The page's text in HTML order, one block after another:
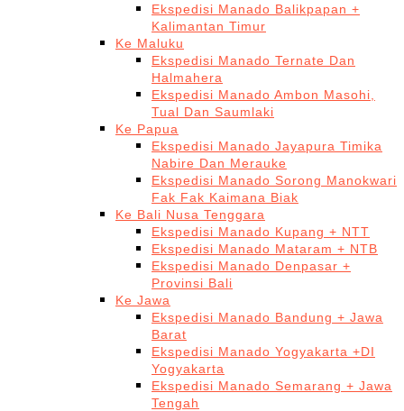
Ekspedisi Manado Balikpapan +
Kalimantan Timur
Ke Maluku
Ekspedisi Manado Ternate Dan
Halmahera
Ekspedisi Manado Ambon Masohi,
Tual Dan Saumlaki
Ke Papua
Ekspedisi Manado Jayapura Timika
Nabire Dan Merauke
Ekspedisi Manado Sorong Manokwari
Fak Fak Kaimana Biak
Ke Bali Nusa Tenggara
Ekspedisi Manado Kupang + NTT
Ekspedisi Manado Mataram + NTB
Ekspedisi Manado Denpasar +
Provinsi Bali
Ke Jawa
Ekspedisi Manado Bandung + Jawa
Barat
Ekspedisi Manado Yogyakarta +DI
Yogyakarta
Ekspedisi Manado Semarang + Jawa
Tengah